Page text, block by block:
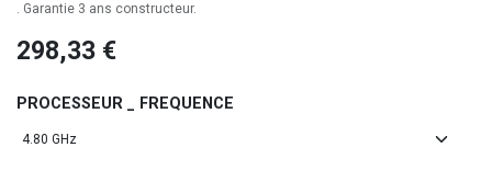
. Garantie 3 ans constructeur.
298,33 €
PROCESSEUR _ FREQUENCE